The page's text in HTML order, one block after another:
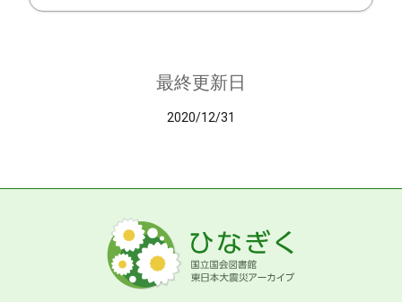
最終更新日
2020/12/31